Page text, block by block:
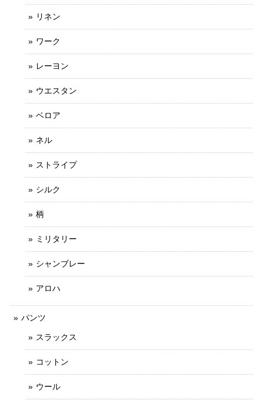
リネン
ワーク
レーヨン
ウエスタン
ベロア
ネル
ストライプ
シルク
柄
ミリタリー
シャンブレー
アロハ
パンツ
スラックス
コットン
ウール